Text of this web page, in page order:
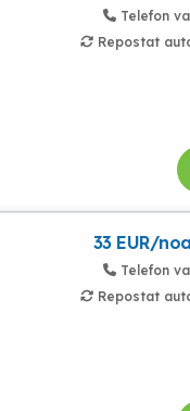
Telefon
Repostat
33 EUR/
Telefon
Repostat